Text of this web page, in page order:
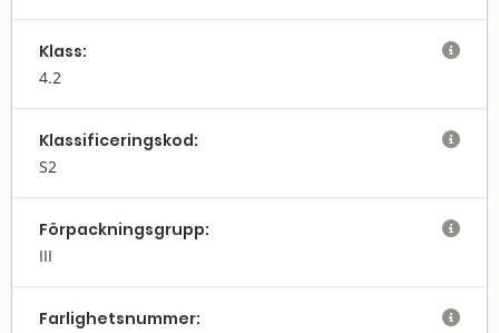
Klass:
4.2

Klassifi­cerings­kod:
S2

Förpack­nings­grupp:
III

Farlighets­nummer: 